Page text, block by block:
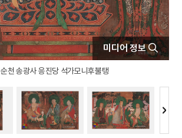
미디어 정보
순천 송광사 응진당 석가모니후불탱